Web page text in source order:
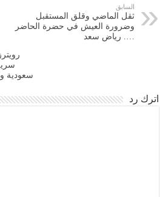
السابق
ثقل الماضي وقلق المستقبل
وضرورة العيش في حضرة الحاضر
…. رياض سعد
سعودية
اترك رد